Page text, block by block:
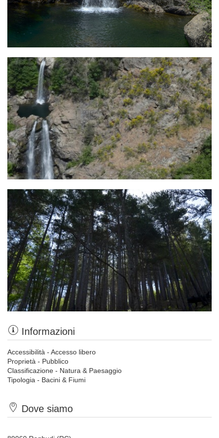
Informazioni
Accessibilità - Accesso libero
Proprietà - Pubblico
Classificazione - Natura & Paesaggio
Tipologia - Bacini & Fiumi
Dove siamo